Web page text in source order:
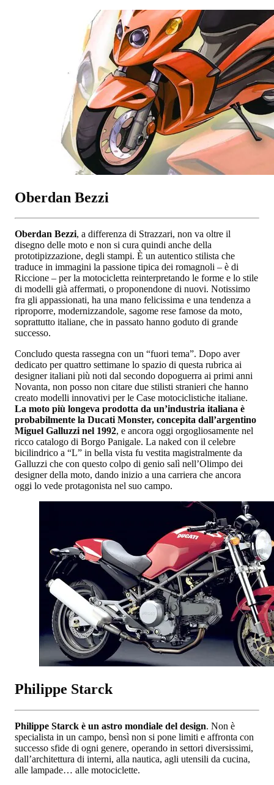
Oberdan Bezzi
Oberdan Bezzi, a differenza di Strazzari, non va oltre il
disegno delle moto e non si cura quindi anche della
prototipizzazione, degli stampi. È un autentico stilista che
traduce in immagini la passione tipica dei romagnoli – è di
Riccione – per la motocicletta reinterpretando le forme e lo stile
di modelli già affermati, o proponendone di nuovi. Notissimo
fra gli appassionati, ha una mano felicissima e una tendenza a
riproporre, modernizzandole, sagome rese famose da moto,
soprattutto italiane, che in passato hanno goduto di grande
successo.
Concludo questa rassegna con un “fuori tema”. Dopo aver
dedicato per quattro settimane lo spazio di questa rubrica ai
designer italiani più noti dal secondo dopoguerra ai primi anni
Novanta, non posso non citare due stilisti stranieri che hanno
creato modelli innovativi per le Case motociclistiche italiane.
La moto più longeva prodotta da un’industria italiana è
probabilmente la Ducati Monster, concepita dall’argentino
Miguel Galluzzi nel 1992, e ancora oggi orgogliosamente nel
ricco catalogo di Borgo Panigale. La naked con il celebre
bicilindrico a “L” in bella vista fu vestita magistralmente da
Galluzzi che con questo colpo di genio salì nell’Olimpo dei
designer della moto, dando inizio a una carriera che ancora
oggi lo vede protagonista nel suo campo.
Philippe Starck
Philippe Starck è un astro mondiale del design. Non è
specialista in un campo, bensì non si pone limiti e affronta con
successo sfide di ogni genere, operando in settori diversissimi,
dall’architettura di interni, alla nautica, agli utensili da cucina,
alle lampade… alle motociclette.